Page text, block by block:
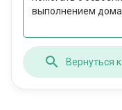
выполнением
Вернуться